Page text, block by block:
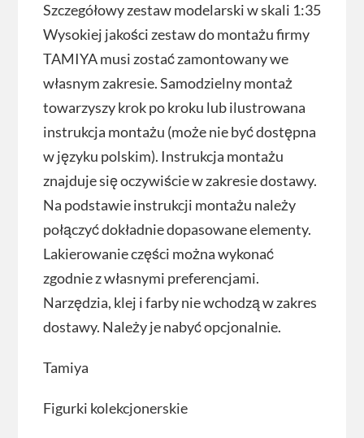
Szczegółowy zestaw modelarski w skali 1:35
Wysokiej jakości zestaw do montażu firmy
TAMIYA musi zostać zamontowany we
własnym zakresie. Samodzielny montaż
towarzyszy krok po kroku lub ilustrowana
instrukcja montażu (może nie być dostępna
w języku polskim). Instrukcja montażu
znajduje się oczywiście w zakresie dostawy.
Na podstawie instrukcji montażu należy
połączyć dokładnie dopasowane elementy.
Lakierowanie części można wykonać
zgodnie z własnymi preferencjami.
Narzędzia, klej i farby nie wchodzą w zakres
dostawy. Należy je nabyć opcjonalnie.
Tamiya
Figurki kolekcjonerskie